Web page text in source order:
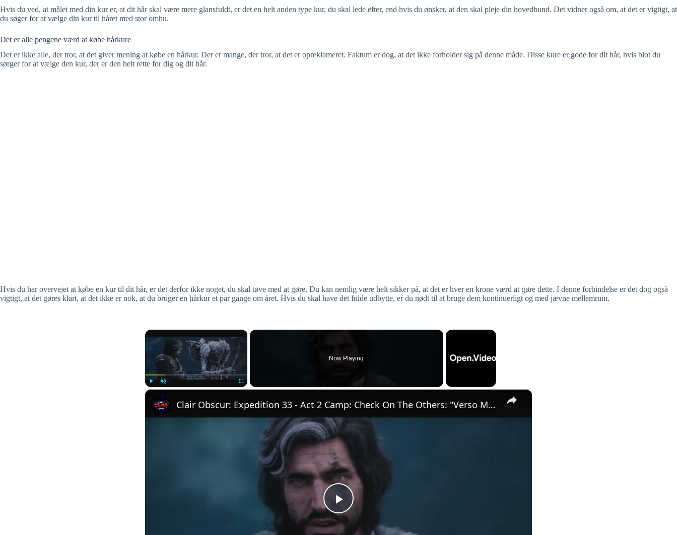
Hvis du ved, at målet med din kur er, at dit hår skal være mere glansfuldt, er det en helt anden type kur, du skal lede efter, end hvis du ønsker, at den skal pleje din hovedbund. Det vidner også om, at det er vigtigt, at
du søger for at vælge din kur til håret med stor omhu.
Det er alle pengene værd at købe hårkure
Det er ikke alle, der tror, at det giver mening at købe en hårkur. Der er mange, der tror, at det er opreklameret. Faktum er dog, at det ikke forholder sig på denne måde. Disse kure er gode for dit hår, hvis blot du
sørger for at vælge den kur, der er den helt rette for dig og dit hår.
Hvis du har overvejet at købe en kur til dit hår, er det derfor ikke noget, du skal tøve med at gøre. Du kan nemlig være helt sikker på, at det er hver en krone værd at gøre dette. I denne forbindelse er det dog også
vigtigt, at det gøres klart, at det ikke er nok, at du bruger en hårkur et par gange om året. Hvis du skal have det fulde udbytte, er du nødt til at bruge dem kontinuerligt og med jævne mellemrum.
×
Now Playing
×
P
Clair Obscur: Expedition 33 - Act 2 Camp: Check On The Others: "Verso Magic" Lune, Maelle Cutscene